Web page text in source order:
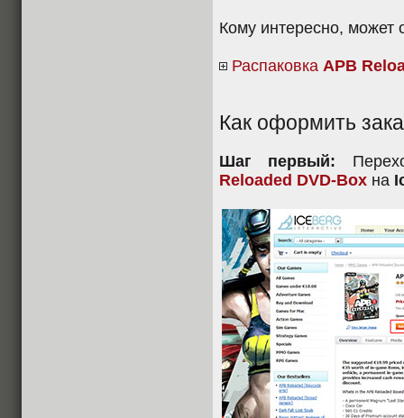
Кому интересно, может
Распаковка APB
Как оформить
Шаг первый:
Reloaded DVD-Box на